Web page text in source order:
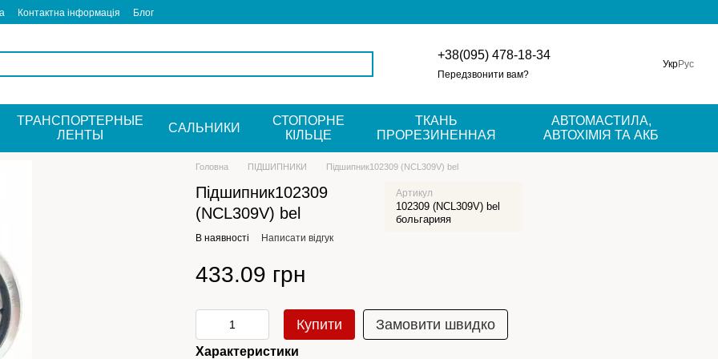
Контактна інформація Блог
+38(095) 478-18-34
Передзвонити вам?
УкрРус
ТРАНСПОРТЕРНЫЕ
ЛЕНТЫ
САЛЬНИКИ
СТОПОРНЕ
КIЛЬЦЕ
ТКАНЬ
ПРОРЕЗИНЕННАЯ
АВТОМАСТИЛА,
АВТОХІМІЯ ТА АКБ
Головна ПІДШИПНИКИ Підшипник102309 (NCL309V) bel
Підшипник102309
(NCL309V) bel
Артикул
102309 (NCL309V) bel
больгарияя
В наявності Написати відгук
433.09 грн
Купити Замовити швидко
Характеристики